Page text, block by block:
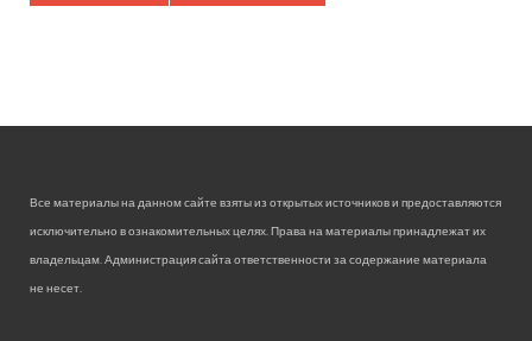
Все материалы на данном сайте взяты из открытых источников и предоставляются
исключительно в ознакомительных целях. Права на материалы принадлежат их
владельцам. Администрация сайта ответственности за содержание материала
не несет.